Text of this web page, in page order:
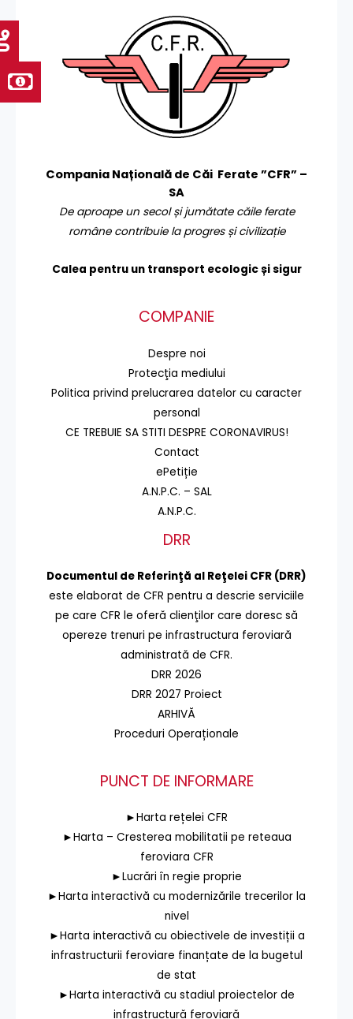
Compania Națională de Căi Ferate ”CFR” –
SA
De aproape un secol și jumătate căile ferate
române contribuie la progres și civilizație
Calea pentru un transport ecologic și sigur
COMPANIE
Despre noi
Protecţia mediului
Politica privind prelucrarea datelor cu caracter
personal
CE TREBUIE SA STITI DESPRE CORONAVIRUS!
Contact
ePetiție
A.N.P.C. – SAL
A.N.P.C.
DRR
Documentul de Referinţă al Reţelei CFR (DRR)
este elaborat de CFR pentru a descrie serviciile
pe care CFR le oferă clienţilor care doresc să
opereze trenuri pe infrastructura feroviară
administrată de CFR.
DRR 2026
DRR 2027 Proiect
ARHIVĂ
Proceduri Operaționale
PUNCT DE INFORMARE
►Harta rețelei CFR
►Harta – Cresterea mobilitatii pe reteaua
feroviara CFR
►Lucrări în regie proprie
►Harta interactivă cu modernizările trecerilor la
nivel
►Harta interactivă cu obiectivele de investiții a
infrastructurii feroviare finanțate de la bugetul
de stat
►Harta interactivă cu stadiul proiectelor de
infrastructură feroviară